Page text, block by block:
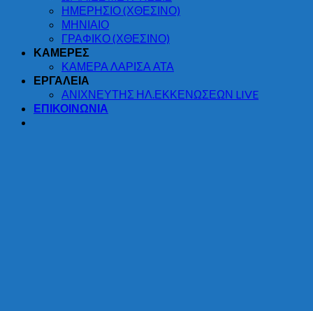
ΗΜΕΡΗΣΙΟ (ΧΘΕΣΙΝΟ)
ΜΗΝΙΑΙΟ
ΓΡΑΦΙΚΟ (ΧΘΕΣΙΝΟ)
ΚΑΜΕΡΕΣ
ΚΑΜΕΡΑ ΛΑΡΙΣΑ ΑΤΑ
ΕΡΓΑΛΕΙΑ
ΑΝΙΧΝΕΥΤΗΣ ΗΛ.ΕΚΚΕΝΩΣΕΩΝ LIVE
ΕΠΙΚΟΙΝΩΝΙΑ